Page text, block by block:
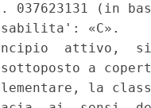
(in
«C».
attivo,
a
la